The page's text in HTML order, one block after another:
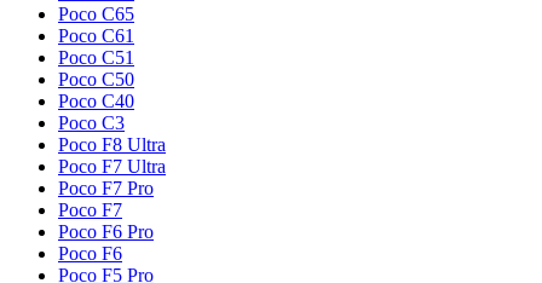
Poco C65
Poco C61
Poco C51
Poco C50
Poco C40
Poco C3
Poco F8 Ultra
Poco F7 Ultra
Poco F7 Pro
Poco F7
Poco F6 Pro
Poco F6
Poco F5 Pro